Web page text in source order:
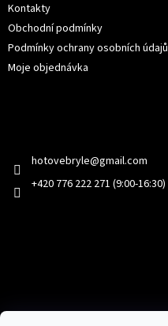
Kontakty
Obchodní podmínky
Podmínky ochrany osobních údajů
Moje objednávka
hotovebryle@gmail.com
+420 776 222 271 (9:00-16:30)